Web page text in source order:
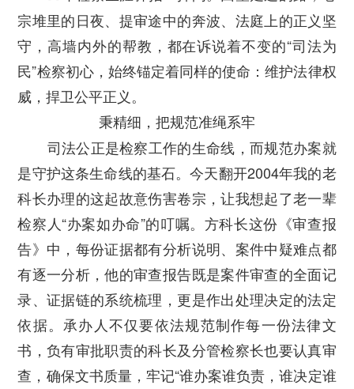
宗堆里的日夜、提审途中的奔波、法庭上的正义坚
守，高墙内外的帮教，都在诉说着不变的“司法为
民”检察初心，始终锚定着同样的使命：维护法律权
威，捍卫公平正义。
秉精细，把规范准绳系牢
司法公正是检察工作的生命线，而规范办案就
是守护这条生命线的基石。今天翻开2004年我的老
科长办理的这起故意伤害卷宗，让我想起了老一辈
检察人“办案如办命”的叮嘱。方科长这份《审查报
告》中，每份证据都有分析说明、案件中疑难点都
有逐一分析，他的审查报告既是案件审查的全面记
录、证据链的系统梳理，更是作出处理决定的法定
依据。承办人不仅要依法规范制作每一份法律文
书，负有审批职责的科长及分管检察长也要认真审
查，确保文书质量，牢记“谁办案谁负责，谁决定谁